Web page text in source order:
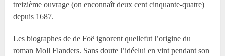
treizième ouvrage (on enconnaît deux cent cinquante-quatre)
depuis 1687.
Les biographes de de Foë ignorent quellefut l’origine du
roman Moll Flanders. Sans doute l’idéelui en vint pendant son